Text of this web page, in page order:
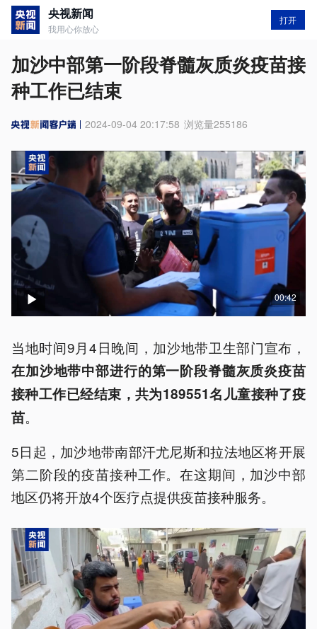
央视新闻
我用心你放心
打开
加沙中部第一阶段脊髓灰质炎疫苗接
种工作已结束
2024-09-04 20:17:58 浏览量255186
00:42
当地时间9月4日晚间，加沙地带卫生部门宣布，
在加沙地带中部进行的第一阶段脊髓灰质炎疫苗
接种工作已经结束，共为189551名儿童接种了疫
苗。
5日起，加沙地带南部汗尤尼斯和拉法地区将开展
第二阶段的疫苗接种工作。在这期间，加沙中部
地区仍将开放4个医疗点提供疫苗接种服务。